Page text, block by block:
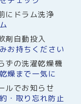
にドラム洗浄
剤自動投入
お持ちください
ずの洗濯乾燥機
燥まで一気に
ルでお知らせ
・取り忘れ防止